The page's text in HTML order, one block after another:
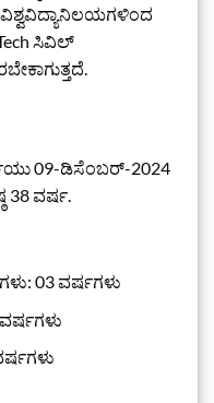
ಸಿವಿಲ್
09-ಡಿಸೆಂಬರ್-2024
38 ವರ್ಷ.
03 ವರ್ಷಗಳು